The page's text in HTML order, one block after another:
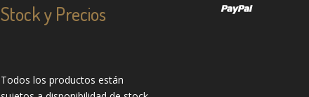
Stock y Precios
Todos los productos están